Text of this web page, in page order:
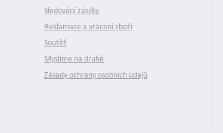
Sledování zásilky
Reklamace a vrácení zboží
Soutěž
Myslíme na druhé
Zásady ochrany osobních údajů